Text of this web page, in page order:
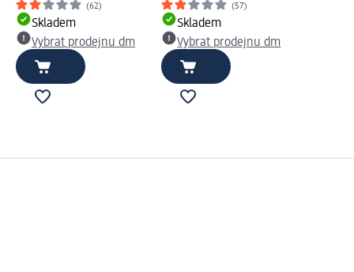
(62)
Skladem
Vybrat prodejnu dm
(57)
Skladem
Vybrat prodejnu dm